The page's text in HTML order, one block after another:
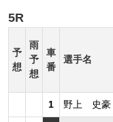
5R
予
想
雨
予
想
車
番
選手名
1 野上 史豪